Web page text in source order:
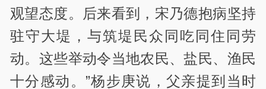
观望态度。后来看到，宋乃德抱病坚持
驻守大堤，与筑堤民众同吃同住同劳
动。这些举动令当地农民、盐民、渔民
十分感动。”杨步庚说，父亲提到当时